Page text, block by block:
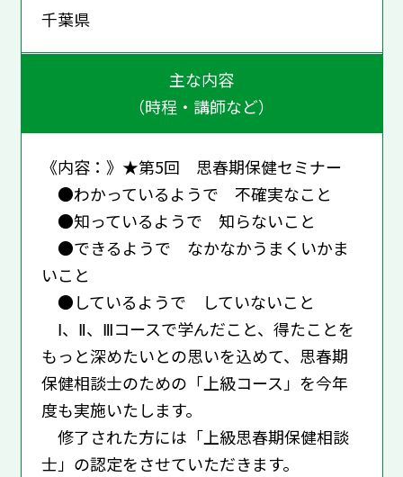
千葉県
主な内容
（時程・講師など）
《内容：》★第5回 思春期保健セミナー
●わかっているようで 不確実なこと
●知っているようで 知らないこと
●できるようで なかなかうまくいかま
いこと
●しているようで していないこと
Ⅰ、Ⅱ、Ⅲコースで学んだこと、得たことを
もっと深めたいとの思いを込めて、思春期
保健相談士のための「上級コース」を今年
度も実施いたします。
修了された方には「上級思春期保健相談
士」の認定をさせていただきます。